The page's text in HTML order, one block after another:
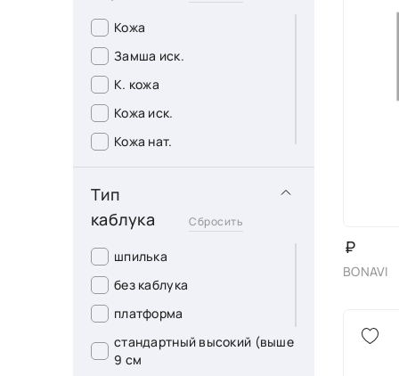
Mimi Farinni
Nestt
Prima D"ARTE
Primo Passo
Primo Passo-Gelsomino
Rieker
Sandway
SOPRA
TF"S-Tofa-Baden
БАДЕН
БОНАВИ
ВЕНСИ
ЛИНДА
Кожа
Замша иск.
К. кожа
Кожа иск.
Кожа нат.
Текстиль
Тип
каблука
Сбросить
шпилька
без каблука
платформа
стандартный высокий (выше
9 см
₽
BONAVI